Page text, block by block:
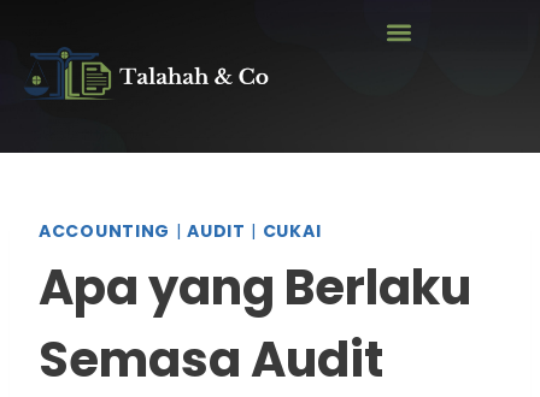
ACCOUNTING |AUDIT | CUKAI
Apa yang Berlaku
Semasa Audit